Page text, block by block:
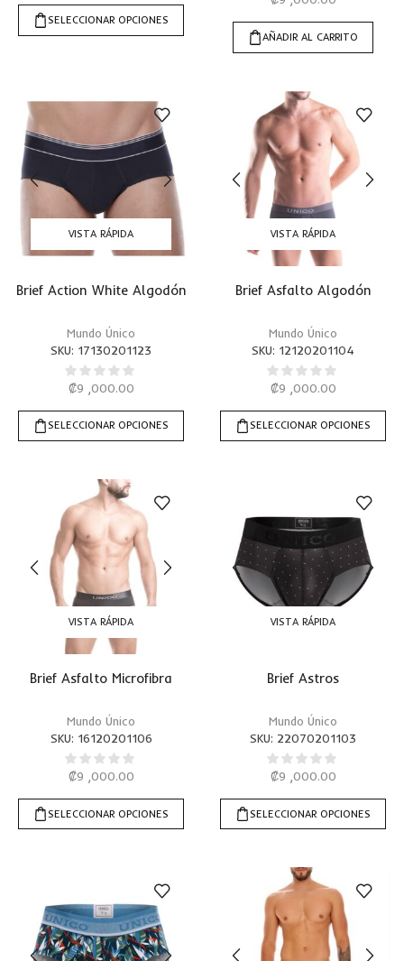
SELECCIONAR OPCIONES
AÑADIR AL CARRITO
VISTA RÁPIDA
Brief Action White Algodón
Mundo Único
SKU: 17130201123
₡9 ,000.00
SELECCIONAR OPCIONES
VISTA RÁPIDA
Brief Asfalto Algodón
Mundo Único
SKU: 12120201104
₡9 ,000.00
SELECCIONAR OPCIONES
VISTA RÁPIDA
Brief Asfalto Microfibra
Mundo Único
SKU: 16120201106
₡9 ,000.00
SELECCIONAR OPCIONES
VISTA RÁPIDA
Brief Astros
Mundo Único
SKU: 22070201103
₡9 ,000.00
SELECCIONAR OPCIONES